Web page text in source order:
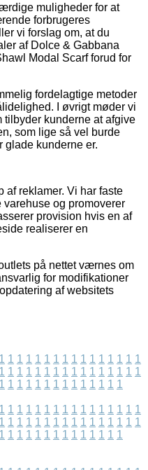
muligheder for at
forbrugeres
vi forslag om, at du
af Dolce & Gabbana
Modal Scarf forud for
fordelagtige metoder
I øvrigt møder vi
tilbyder kunderne at afgive
som lige så vel burde
glade kunderne er.
reklamer. Vi har faste
og promoverer
provision hvis en af
realiserer en
på nettet værnes om
for modifikationer
af websitets
1 1 1 1 1 1 1 1 1 1 1 1 1 1 1 1
1 1 1 1 1 1 1 1 1 1 1 1 1 1 1 1
1 1 1 1 1 1 1 1 1 1 1 1 1 1
1 1 1 1 1 1 1 1 1 1 1 1 1 1 1 1
1 1 1 1 1 1 1 1 1 1 1 1 1 1 1 1
1 1 1 1 1 1 1 1 1 1 1 1 1 1